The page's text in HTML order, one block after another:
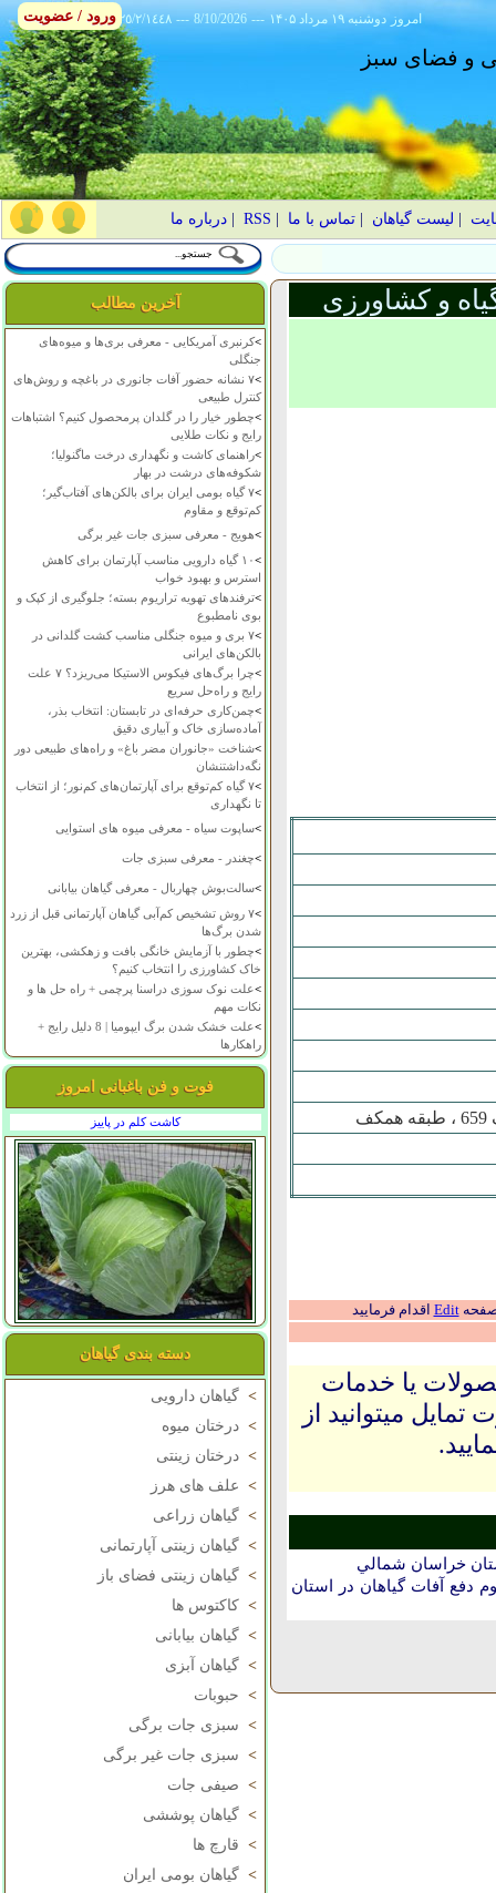
٢٥/٢/١٤٤٨ --- 8/10/2026 --- ۱۴۰۵ دوشنبه ۱۹ مرداد امروز
و فضای سبز
لیست گیاهان |تماس با ما RSS
|درباره ما
آخرین مطالب
>کرنبری آمریکایی - معرفی بری‌ها و میوه‌های
جنگلی
>
۷ نشانه حضور آفات جانوری در باغچه و روش‌های
کنترل طبیعی
>چطور خیار را در گلدان پرمحصول کنیم؟ اشتباهات
رایج و نکات طلایی
>راهنمای کاشت و نگهداری درخت ماگنولیا؛
شکوفه‌های درشت در بهار
>
۷ گیاه بومی ایران برای بالکن‌های آفتاب‌گیر؛
کم‌توقع و مقاوم
>هویج - معرفی سبزی جات غیر برگی
>
۱۰ گیاه دارویی مناسب آپارتمان برای کاهش
استرس و بهبود خواب
>ترفندهای تهویه تراریوم بسته؛ جلوگیری از کپک و
بوی نامطبوع
>
۷ بری و میوه جنگلی مناسب کشت گلدانی در
بالکن‌های ایرانی
>
چرا برگ‌های فیکوس الاستیکا می‌ریزد؟ ۷ علت
رایج و راه‌حل سریع
>چمن‌کاری حرفه‌ای در تابستان: انتخاب بذر،
آماده‌سازی خاک و آبیاری دقیق
>شناخت «جانوران مضر باغ» و راه‌های طبیعی دور
نگه‌داشتنشان
>
۷ گیاه کم‌توقع برای آپارتمان‌های کم‌نور؛ از انتخاب
تا نگهداری
>ساپوت سیاه - معرفی میوه های استوایی
>چغندر - معرفی سبزی جات
>سالت‌بوش چهاربال - معرفی گیاهان بیابانی
>
۷ روش تشخیص کم‌آبی گیاهان آپارتمانی قبل از زرد
شدن برگ‌ها
>چطور با آزمایش خانگی بافت و زهکشی، بهترین
خاک کشاورزی را انتخاب کنیم؟
>علت نوک سوزی دراسنا پرچمی + راه حل ها و
نکات مهم
>
علت خشک شدن برگ ایپومیا | 8 دلیل رایج +
راهکارها
فوت و فن باغبانی امروز
کاشت کلم در پاییز
دسته بندی گیاهان
> گیاهان دارویی
> درختان میوه
> درختان زینتی
> علف های هرز
> گیاهان زراعی
> گیاهان زینتی آپارتمانی
> گیاهان زینتی فضای باز
> کاکتوس ها
> گیاهان بیابانی
> گیاهان آبزی
> حبوبات
> سبزی جات برگی
> سبزی جات غیر برگی
> صیفی جات
> گیاهان پوششی
> قارچ ها
> گیاهان بومی ایران
و کشاورزی
صفحهEdit اقدام فرمایید
یا خدمات
میتوانید از
خراسان شمالي
آفات گیاهان در استان
ورود / عضویت